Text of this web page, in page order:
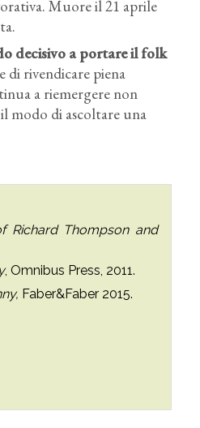
Muore il 21 aprile
decisivo a portare il folk
di rivendicare piena
a riemergere non
modo di ascoltare una
Richard Thompson and
, Omnibus Press, 2011.
Faber&Faber 2015.